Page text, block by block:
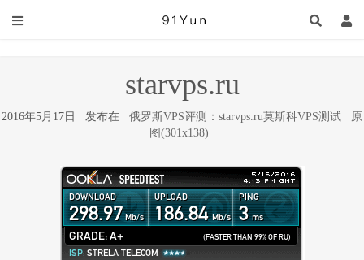
starvps.ru
2016年5月17日 发布在 俄罗斯VPS评测：starvps.ru莫斯科VPS测试
原
图(301x138)